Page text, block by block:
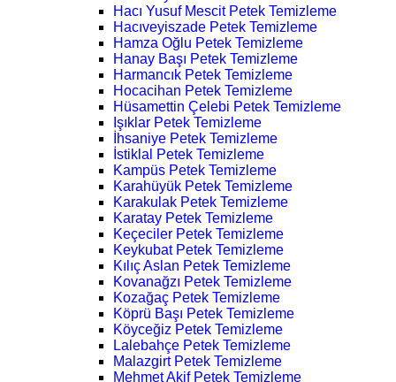
Hacı Yusuf Mescit Petek Temizleme
Hacıveyiszade Petek Temizleme
Hamza Oğlu Petek Temizleme
Hanay Başı Petek Temizleme
Harmancık Petek Temizleme
Hocacihan Petek Temizleme
Hüsamettin Çelebi Petek Temizleme
Işıklar Petek Temizleme
İhsaniye Petek Temizleme
İstiklal Petek Temizleme
Kampüs Petek Temizleme
Karahüyük Petek Temizleme
Karakulak Petek Temizleme
Karatay Petek Temizleme
Keçeciler Petek Temizleme
Keykubat Petek Temizleme
Kılıç Aslan Petek Temizleme
Kovanağzı Petek Temizleme
Kozağaç Petek Temizleme
Köprü Başı Petek Temizleme
Köyceğiz Petek Temizleme
Lalebahçe Petek Temizleme
Malazgirt Petek Temizleme
Mehmet Akif Petek Temizleme